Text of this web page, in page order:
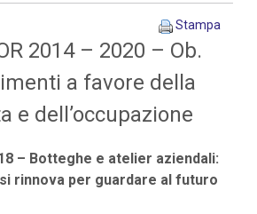
Stampa
2014 – 2020 – Ob.
a favore della
e dell’occupazione
– Botteghe e atelier aziendali:
rinnova per guardare al futuro